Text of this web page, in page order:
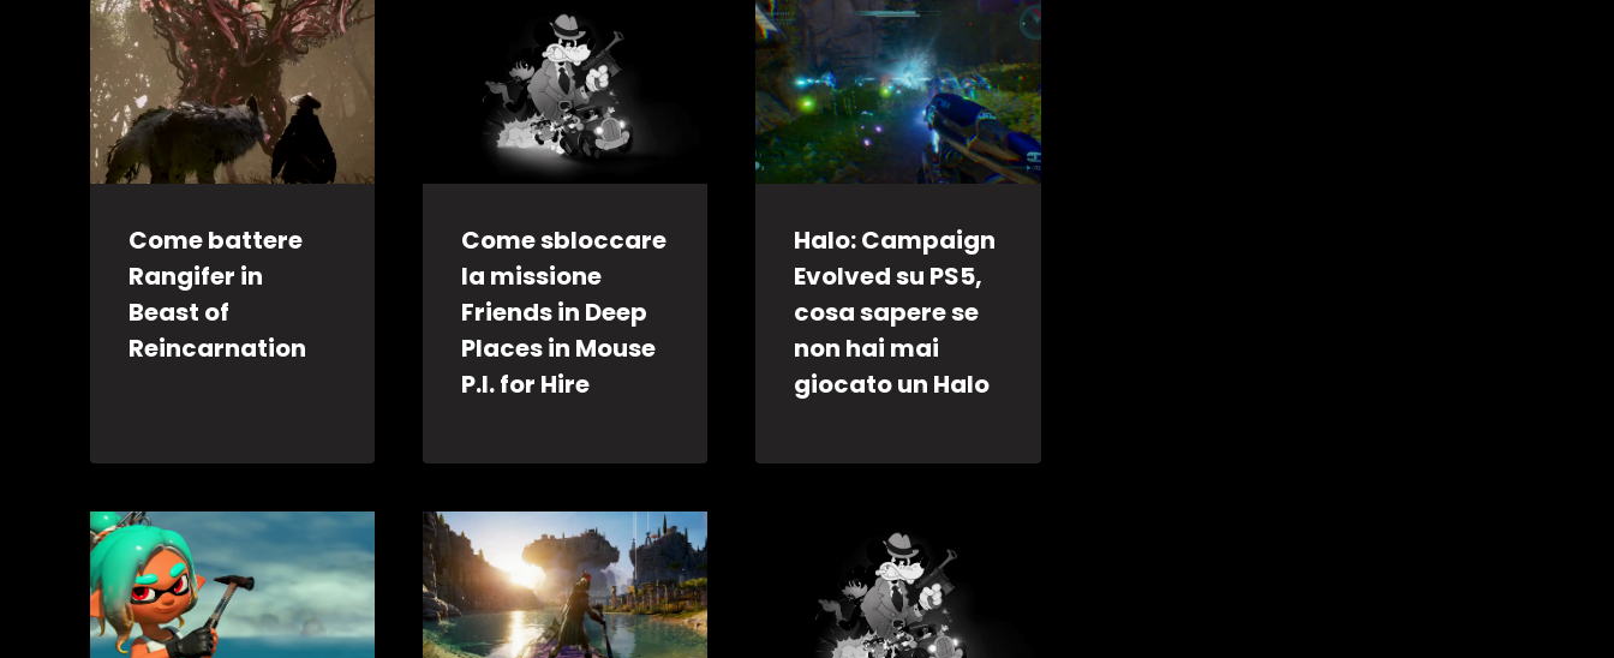
Come battere
Rangifer in
Beast of
Reincarnation
Come sbloccare
la missione
Friends in Deep
Places in Mouse
P.I. for Hire
Halo: Campaign
Evolved su PS5,
cosa sapere se
non hai mai
giocato un Halo